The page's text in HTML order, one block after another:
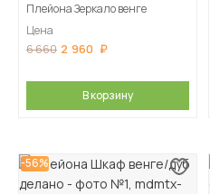
Плейона Зеркало венге
Цена
6 660 2 960
В корзину
-56%